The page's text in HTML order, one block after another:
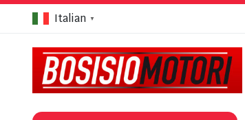
Italian ▼